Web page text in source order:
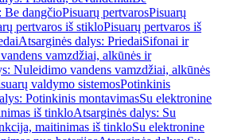
Be dangčioPisuarų pertvarosPisuarų
pertvaros iš stikloPisuarų pertvaros iš
Atsarginės dalys: PriedaiSifonai ir
vamzdžiai, alkūnės ir
Nuleidimo vandens vamzdžiai, alkūnės
valdymo sistemosPotinkinis
Potinkinis montavimasSu elektronine
iš tinkloAtsarginės dalys: Su
maitinimas iš tinkloSu elektronine